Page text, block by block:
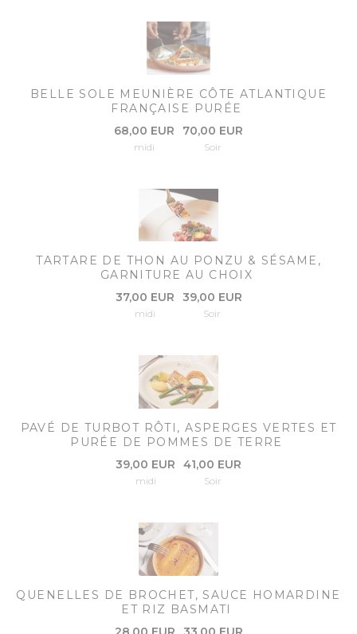
BELLE SOLE MEUNIÈRE CÔTE ATLANTIQUE
FRANÇAISE PURÉE
68,00 EUR
midi
70,00 EUR
Soir
TARTARE DE THON AU PONZU & SÉSAME,
GARNITURE AU CHOIX
37,00 EUR
midi
39,00 EUR
Soir
PAVÉ DE TURBOT RÔTI, ASPERGES VERTES ET
PURÉE DE POMMES DE TERRE
39,00 EUR
midi
41,00 EUR
Soir
QUENELLES DE BROCHET, SAUCE HOMARDINE
ET RIZ BASMATI